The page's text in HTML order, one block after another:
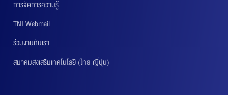
การจัดการความรู้
TNI Webmail
ร่วมงานกับเรา
สมาคมส่งเสริมเทคโนโลยี (ไทย-ญี่ปุ่น)